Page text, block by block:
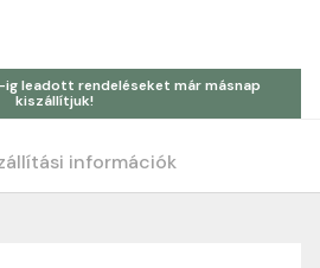
ig leadott rendeléseket már másnap
kiszállítjuk!
információk